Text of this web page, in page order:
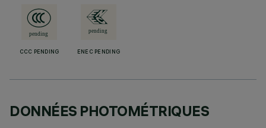
CCC PENDING ENEC PENDING
DONNÉES PHOTOMÉTRIQUES